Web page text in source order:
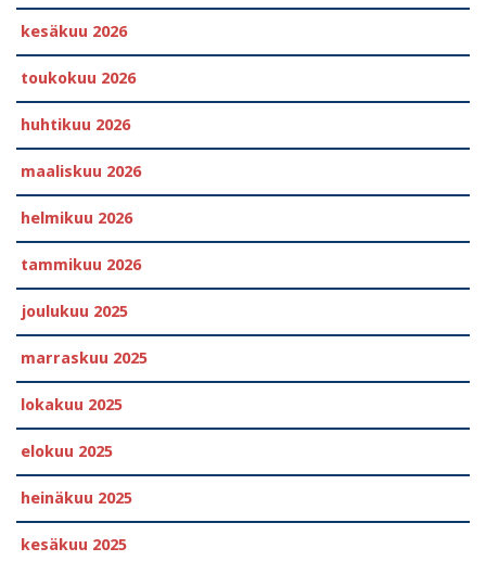
kesäkuu 2026
toukokuu 2026
huhtikuu 2026
maaliskuu 2026
helmikuu 2026
tammikuu 2026
joulukuu 2025
marraskuu 2025
lokakuu 2025
elokuu 2025
heinäkuu 2025
kesäkuu 2025